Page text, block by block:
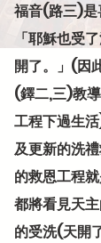
福音(路三)是
「耶穌也受
開了。」(因
(鐸二,三)教
工程下過生
及更新的洗
的救恩工程
都將看見天
的受洗(天開